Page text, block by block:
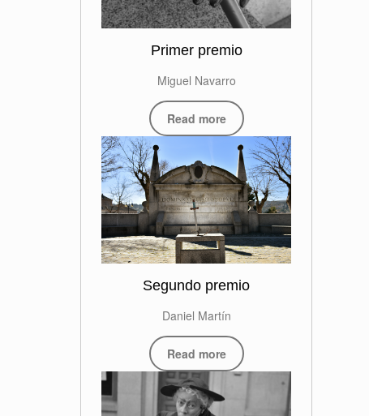
Primer premio
Miguel Navarro
Read more
Segundo premio
Daniel Martín
Read more